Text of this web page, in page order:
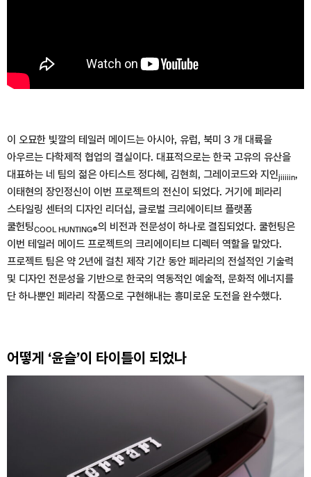
이 오묘한 빛깔의 테일러 메이드는 아시아, 유럽, 북미 3 개 대륙을
아우르는 다학제적 협업의 결실이다. 대표적으로는 한국 고유의 유산을
대표하는 네 팀의 젊은 아티스트 정다혜, 김현희, 그레이코드와 지인jiiiiin,
이태현의 장인정신이 이번 프로젝트의 전신이 되었다. 거기에 페라리
스타일링 센터의 디자인 리더십, 글로벌 크리에이티브 플랫폼
쿨헌팅COOL HUNTING®의 비전과 전문성이 하나로 결집되었다. 쿨헌팅은
이번 테일러 메이드 프로젝트의 크리에이티브 디렉터 역할을 맡았다.
프로젝트 팀은 약 2년에 걸친 제작 기간 동안 페라리의 전설적인 기술력
및 디자인 전문성을 기반으로 한국의 역동적인 예술적, 문화적 에너지를
단 하나뿐인 페라리 작품으로 구현해내는 흥미로운 도전을 완수했다.
어떻게 ‘윤슬’이 타이틀이 되었나